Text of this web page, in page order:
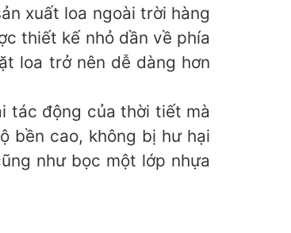
xuất loa ngoài trời hàng
thiết kế nhỏ dần về phía
loa trở nên dễ dàng hơn
tác động của thời tiết mà
bền cao, không bị hư hại
như bọc một lớp nhựa